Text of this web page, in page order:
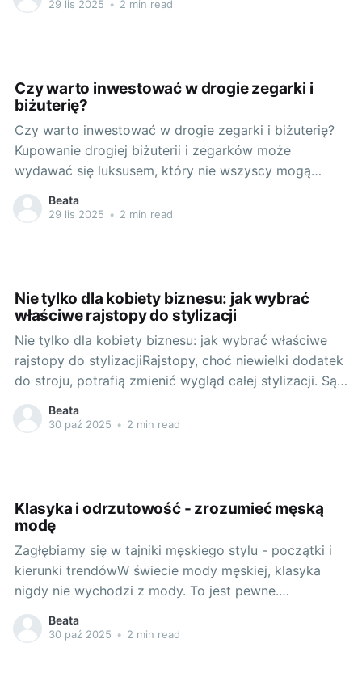
29 lis 2025 • 2 min read
Czy warto inwestować w drogie zegarki i
biżuterię?
Czy warto inwestować w drogie zegarki i biżuterię?
Kupowanie drogiej biżuterii i zegarków może
wydawać się luksusem, który nie wszyscy mogą
sobie pozwolić. Niemniej jednak, z perspektywy
czasu, taka inwestycja często okazuje się być nie
Beata
29 lis 2025 • 2 min read
Nie tylko dla kobiety biznesu: jak wybrać
właściwe rajstopy do stylizacji
Nie tylko dla kobiety biznesu: jak wybrać właściwe
rajstopy do stylizacjiRajstopy, choć niewielki dodatek
do stroju, potrafią zmienić wygląd całej stylizacji. Są
jednym z tych elementów garderoby, które mogą
zdecydowanie podkreślić nasz styl, ale również – źle
Beata
30 paź 2025 • 2 min read
Klasyka i odrzutowość - zrozumieć męską
modę
Zagłębiamy się w tajniki męskiego stylu - początki i
kierunki trendówW świecie mody męskiej, klasyka
nigdy nie wychodzi z mody. To jest pewne.
Eleganckie, dobrze skrojone koszule, garnitury,
marynarki i kamizelki niezmiennie podkreślają status i
Beata
30 paź 2025 • 2 min read